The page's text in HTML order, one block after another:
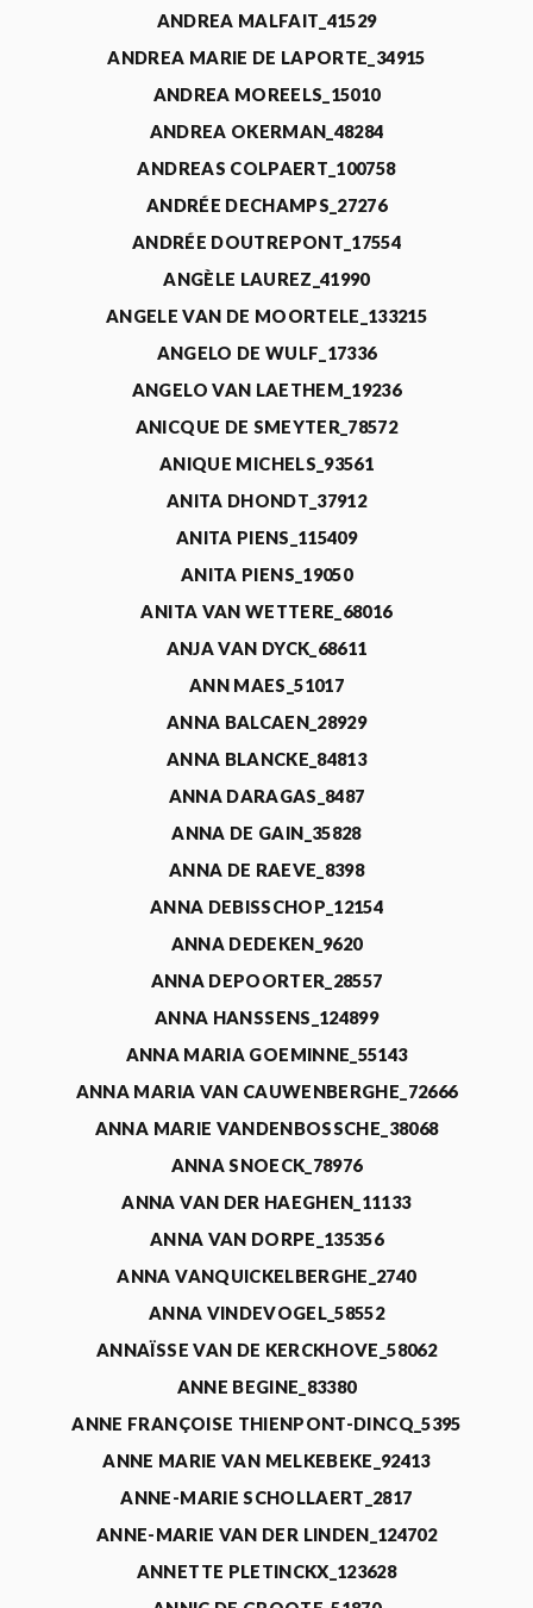
ANDREA MALFAIT_41529
ANDREA MARIE DE LAPORTE_34915
ANDREA MOREELS_15010
ANDREA OKERMAN_48284
ANDREAS COLPAERT_100758
ANDRÉE DECHAMPS_27276
ANDRÉE DOUTREPONT_17554
ANGÈLE LAUREZ_41990
ANGELE VAN DE MOORTELE_133215
ANGELO DE WULF_17336
ANGELO VAN LAETHEM_19236
ANICQUE DE SMEYTER_78572
ANIQUE MICHELS_93561
ANITA DHONDT_37912
ANITA PIENS_115409
ANITA PIENS_19050
ANITA VAN WETTERE_68016
ANJA VAN DYCK_68611
ANN MAES_51017
ANNA BALCAEN_28929
ANNA BLANCKE_84813
ANNA DARAGAS_8487
ANNA DE GAIN_35828
ANNA DE RAEVE_8398
ANNA DEBISSCHOP_12154
ANNA DEDEKEN_9620
ANNA DEPOORTER_28557
ANNA HANSSENS_124899
ANNA MARIA GOEMINNE_55143
ANNA MARIA VAN CAUWENBERGHE_72666
ANNA MARIE VANDENBOSSCHE_38068
ANNA SNOECK_78976
ANNA VAN DER HAEGHEN_11133
ANNA VAN DORPE_135356
ANNA VANQUICKELBERGHE_2740
ANNA VINDEVOGEL_58552
ANNAÏSSE VAN DE KERCKHOVE_58062
ANNE BEGINE_83380
ANNE FRANÇOISE THIENPONT-DINCQ_5395
ANNE MARIE VAN MELKEBEKE_92413
ANNE-MARIE SCHOLLAERT_2817
ANNE-MARIE VAN DER LINDEN_124702
ANNETTE PLETINCKX_123628